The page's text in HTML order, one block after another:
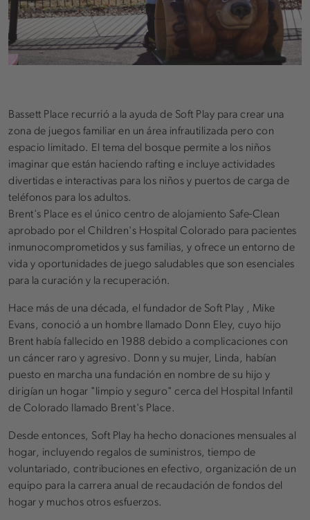
Bassett Place recurrió a la ayuda de Soft Play para crear una
zona de juegos familiar en un área infrautilizada pero con
espacio limitado. El tema del bosque permite a los niños
imaginar que están haciendo rafting e incluye actividades
divertidas e interactivas para los niños y puertos de carga de
teléfonos para los adultos.
Brent's Place es el único centro de alojamiento Safe-Clean
aprobado por el Children's Hospital Colorado para pacientes
inmunocomprometidos y sus familias, y ofrece un entorno de
vida y oportunidades de juego saludables que son esenciales
para la curación y la recuperación.
Hace más de una década, el fundador de Soft Play , Mike
Evans, conoció a un hombre llamado Donn Eley, cuyo hijo
Brent había fallecido en 1988 debido a complicaciones con
un cáncer raro y agresivo. Donn y su mujer, Linda, habían
puesto en marcha una fundación en nombre de su hijo y
dirigían un hogar "limpio y seguro" cerca del Hospital Infantil
de Colorado llamado Brent's Place.
Desde entonces, Soft Play ha hecho donaciones mensuales al
hogar, incluyendo regalos de suministros, tiempo de
voluntariado, contribuciones en efectivo, organización de un
equipo para la carrera anual de recaudación de fondos del
hogar y muchos otros esfuerzos.